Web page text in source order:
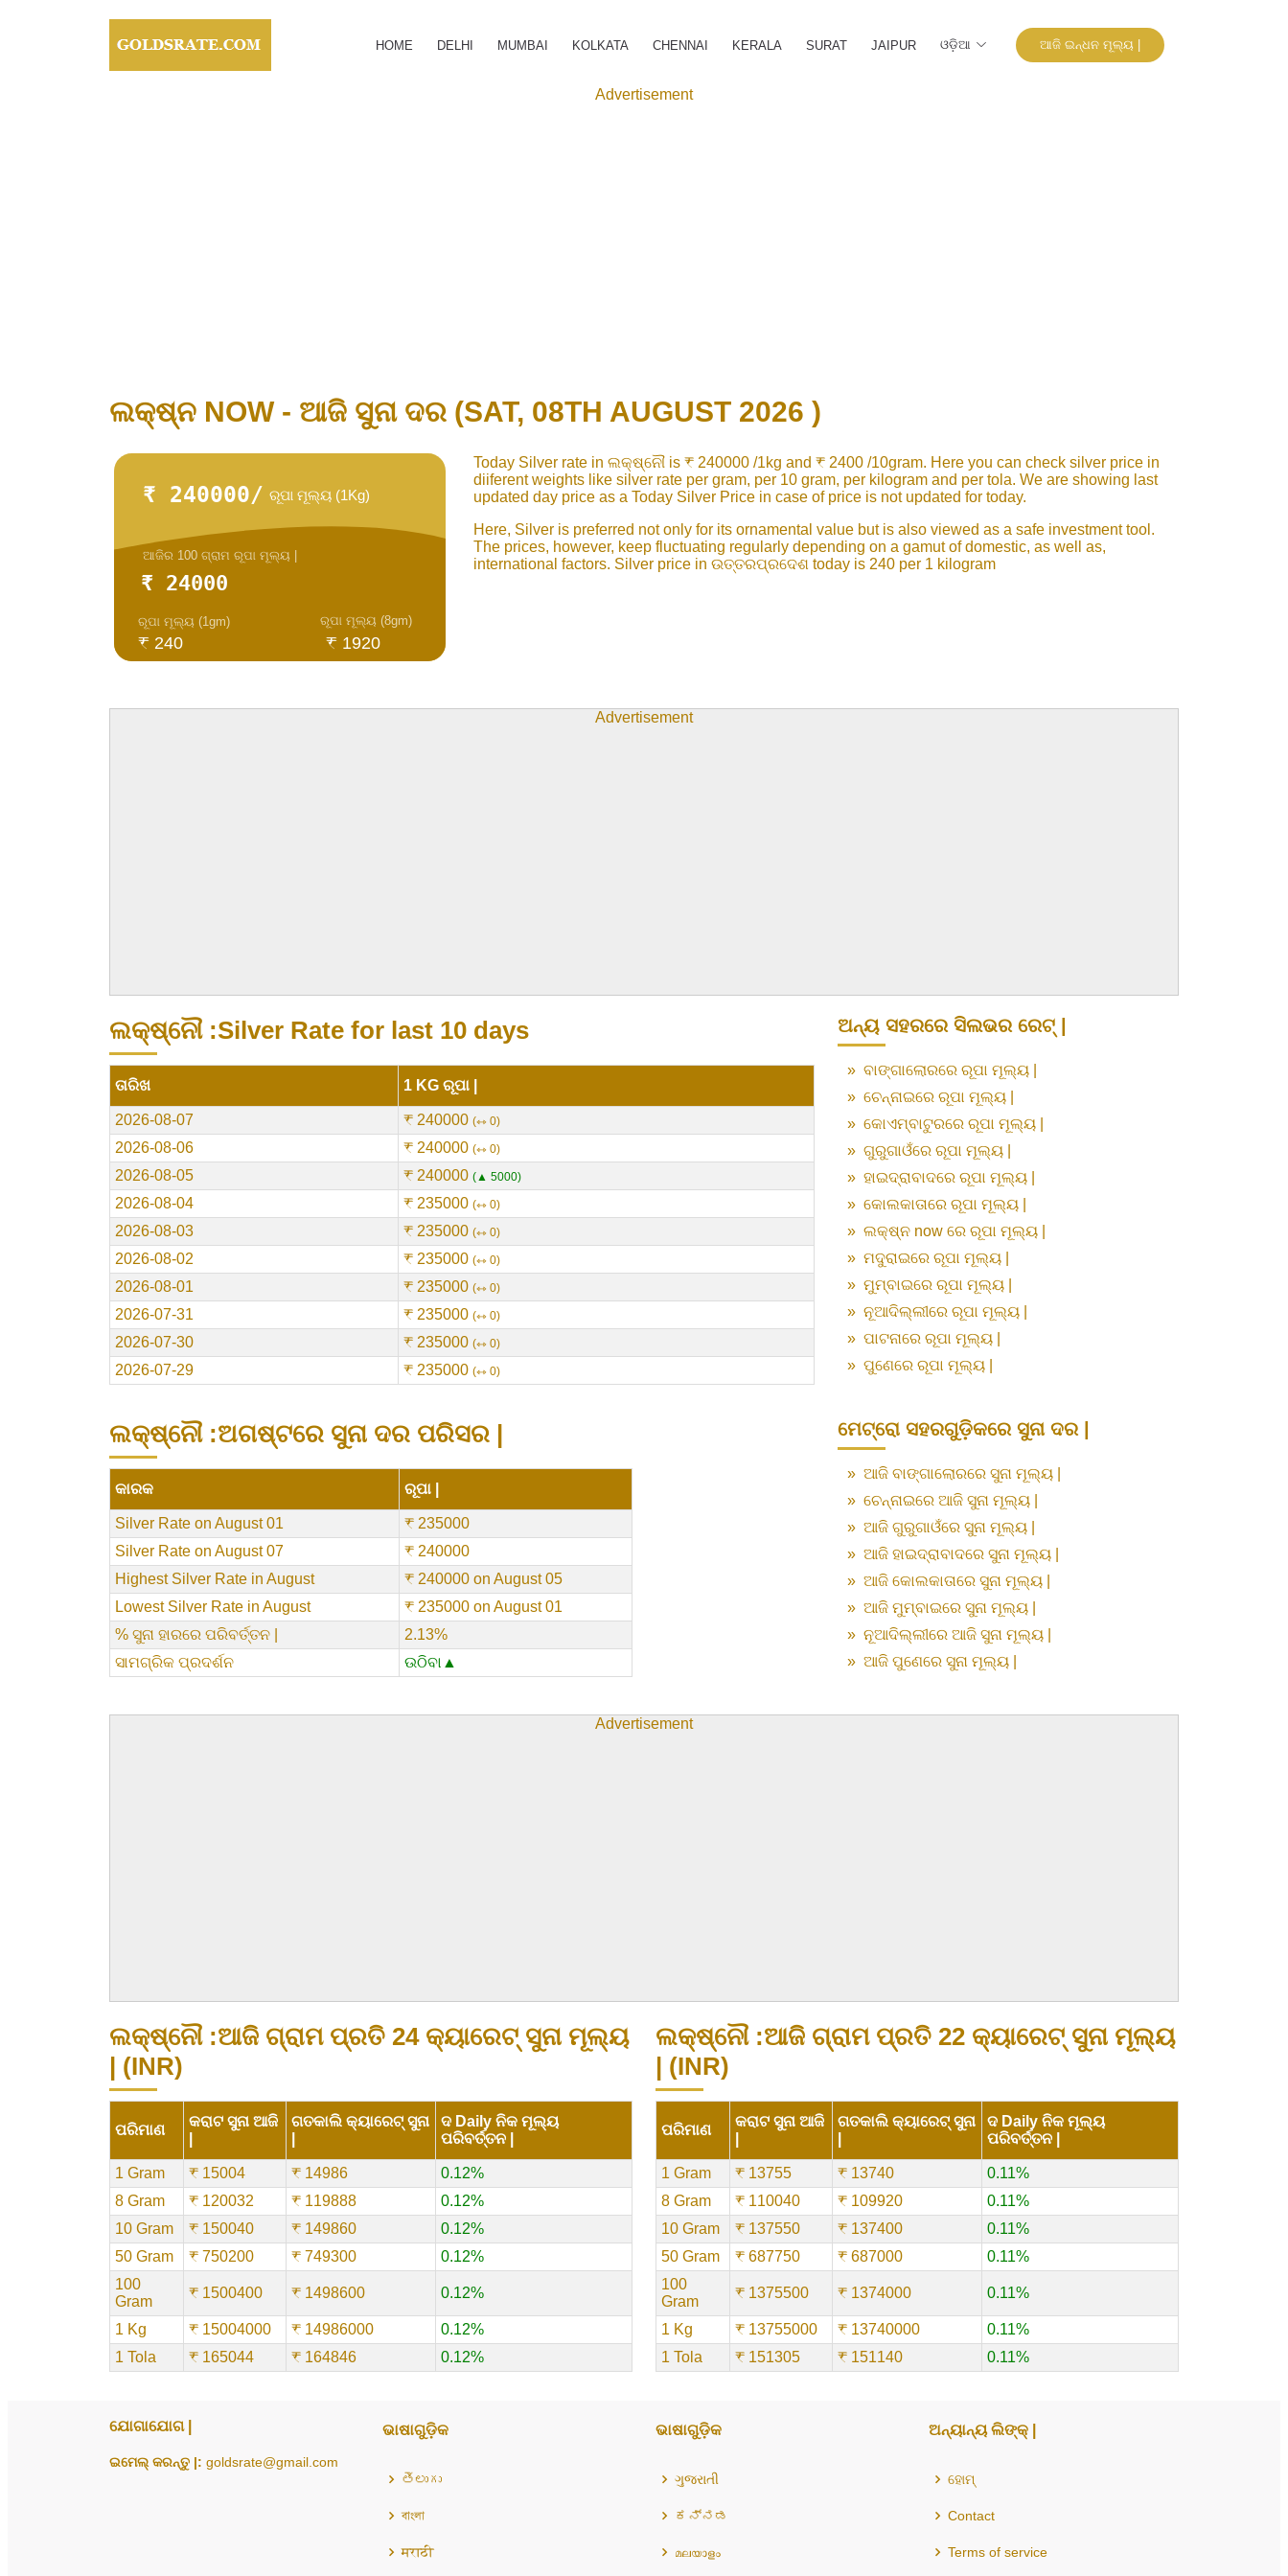
HOME DELHI MUMBAI KOLKATA CHENNAI KERALA SURAT JAIPUR ଓଡ଼ିଆ ଆଜି ଇନ୍ଧନ ମୂଲ୍ୟ |
Advertisement
ଲକ୍ଷ୍ନ NOW - ଆଜି ସୁନା ଦର (SAT, 08TH AUGUST 2026 )
₹ 240000/ ରୂପା ମୂଲ୍ୟ (1Kg)
₹ 24000
₹ 240
ରୂପା ମୂଲ୍ୟ (1gm) ରୂପା ମୂଲ୍ୟ (8gm)
ଆଜିର 100 ଗ୍ରାମ ରୂପା ମୂଲ୍ୟ |
₹ 1920
Today Silver rate in ଲକ୍ଷ୍ନୌ is ₹ 240000 /1kg and ₹ 2400 /10gram. Here you can check silver price in
diiferent weights like silver rate per gram, per 10 gram, per kilogram and per tola. We are showing last
updated day price as a Today Silver Price in case of price is not updated for today.
Here, Silver is preferred not only for its ornamental value but is also viewed as a safe investment tool.
The prices, however, keep fluctuating regularly depending on a gamut of domestic, as well as,
international factors. Silver price in ଉତ୍ତରପ୍ରଦେଶ today is 240 per 1 kilogram
Advertisement
ଲକ୍ଷ୍ନୌ :Silver Rate for last 10 days
ତାରିଖ 1 KG ରୂପା |
2026-08-07 ₹ 240000 ⇿ 0
2026-08-06 ₹ 240000 ⇿ 0
2026-08-05 ₹ 240000 ▲ 5000
2026-08-04 ₹ 235000 ⇿ 0
2026-08-03 ₹ 235000 ⇿ 0
2026-08-02 ₹ 235000 ⇿ 0
2026-08-01 ₹ 235000 ⇿ 0
2026-07-31 ₹ 235000 ⇿ 0
2026-07-30 ₹ 235000 ⇿ 0
2026-07-29 ₹ 235000 ⇿ 0
ଅନ୍ୟ ସହରରେ ସିଲଭର ରେଟ୍ |
» ବାଙ୍ଗାଲୋରରେ ରୂପା ମୂଲ୍ୟ |
» ଚେନ୍ନାଇରେ ରୂପା ମୂଲ୍ୟ |
» କୋଏମ୍ବାଟୁରରେ ରୂପା ମୂଲ୍ୟ |
» ଗୁରୁଗାଓଁରେ ରୂପା ମୂଲ୍ୟ |
» ହାଇଦ୍ରାବାଦରେ ରୂପା ମୂଲ୍ୟ |
» କୋଲକାତାରେ ରୂପା ମୂଲ୍ୟ |
» ଲକ୍ଷ୍ନ now ରେ ରୂପା ମୂଲ୍ୟ |
» ମଦୁରାଇରେ ରୂପା ମୂଲ୍ୟ |
» ମୁମ୍ବାଇରେ ରୂପା ମୂଲ୍ୟ |
» ନୂଆଦିଲ୍ଲୀରେ ରୂପା ମୂଲ୍ୟ |
» ପାଟନାରେ ରୂପା ମୂଲ୍ୟ |
» ପୁଣେରେ ରୂପା ମୂଲ୍ୟ |
ଲକ୍ଷ୍ନୌ :ଅଗଷ୍ଟରେ ସୁନା ଦର ପରିସର |
କାରକ ରୂପା |
Silver Rate on August 01
₹ 235000
Silver Rate on August 07
₹ 240000
Highest Silver Rate in August
₹ 240000 on August 05
Lowest Silver Rate in August
₹ 235000 on August 01
% ସୁନା ହାରରେ ପରିବର୍ତ୍ତନ |
2.13%
ସାମଗ୍ରିକ ପ୍ରଦର୍ଶନ
ଉଠିବା▲
ମେଟ୍ରୋ ସହରଗୁଡ଼ିକରେ ସୁନା ଦର |
» ଆଜି ବାଙ୍ଗାଲୋରରେ ସୁନା ମୂଲ୍ୟ |
» ଚେନ୍ନାଇରେ ଆଜି ସୁନା ମୂଲ୍ୟ |
» ଆଜି ଗୁରୁଗାଓଁରେ ସୁନା ମୂଲ୍ୟ |
» ଆଜି ହାଇଦ୍ରାବାଦରେ ସୁନା ମୂଲ୍ୟ |
» ଆଜି କୋଲକାତାରେ ସୁନା ମୂଲ୍ୟ |
» ଆଜି ମୁମ୍ବାଇରେ ସୁନା ମୂଲ୍ୟ |
» ନୂଆଦିଲ୍ଲୀରେ ଆଜି ସୁନା ମୂଲ୍ୟ |
» ଆଜି ପୁଣେରେ ସୁନା ମୂଲ୍ୟ |
Advertisement
ଲକ୍ଷ୍ନୌ :ଆଜି ଗ୍ରାମ ପ୍ରତି 24 କ୍ୟାରେଟ୍ ସୁନା ମୂଲ୍ୟ
| (INR)
ପରିମାଣ
କରାଟ ସୁନା ଆଜି
ଗତକାଲି କ୍ୟାରେଟ୍ ସୁନା
ଦ Daily ନିକ ମୂଲ୍ୟ
ପରିବର୍ତ୍ତନ |
1 Gram ₹ 15004 ₹ 14986
0.12%
8 Gram
₹ 120032 ₹ 119888
0.12%
10 Gram
₹ 150040 ₹ 149860
0.12%
50 Gram
₹ 750200 ₹ 749300
0.12%
100
Gram
₹ 1500400 ₹ 1498600 0.12%
1 Kg ₹ 15004000 ₹ 14986000
0.12%
1 Tola
₹ 165044 ₹ 164846 0.12%
ଲକ୍ଷ୍ନୌ :ଆଜି ଗ୍ରାମ ପ୍ରତି 22 କ୍ୟାରେଟ୍ ସୁନା ମୂଲ୍ୟ
| (INR)
ପରିମାଣ
କରାଟ ସୁନା ଆଜି
ଗତକାଲି କ୍ୟାରେଟ୍ ସୁନା
ଦ Daily ନିକ ମୂଲ୍ୟ
ପରିବର୍ତ୍ତନ |
1 Gram ₹ 13755 ₹ 13740
0.11%
8 Gram
₹ 110040 ₹ 109920
0.11%
10 Gram
₹ 137550 ₹ 137400
0.11%
50 Gram
₹ 687750 ₹ 687000
0.11%
100
Gram
₹ 1375500 ₹ 1374000 0.11%
1 Kg ₹ 13755000 ₹ 13740000
0.11%
1 Tola
₹ 151305 ₹ 151140 0.11%
ଯୋଗାଯୋଗ |
ଇମେଲ୍ କରନ୍ତୁ |: goldsrate@gmail.com
ଭାଷାଗୁଡ଼ିକ
తెలుగు
বাংলা
मराठी
ଭାଷାଗୁଡ଼ିକ
ગુજરાતી
ಕನ್ನಡ
മലയാളം
ଅନ୍ୟାନ୍ୟ ଲିଙ୍କ୍ |
ହୋମ୍
Contact
Terms of service